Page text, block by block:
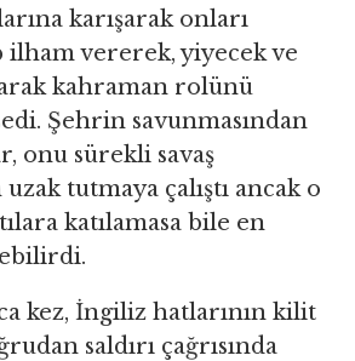
karışarak onları
vererek, yiyecek ve
kahraman rolünü
Şehrin savunmasından
onu sürekli savaş
tutmaya çalıştı ancak o
katılamasa bile en
kez, İngiliz hatlarının kilit
saldırı çağrısında